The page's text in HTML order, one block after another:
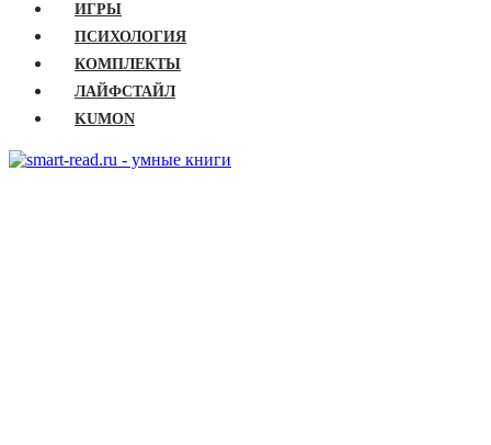
ИГРЫ
ПСИХОЛОГИЯ
КОМПЛЕКТЫ
ЛАЙФСТАЙЛ
KUMON